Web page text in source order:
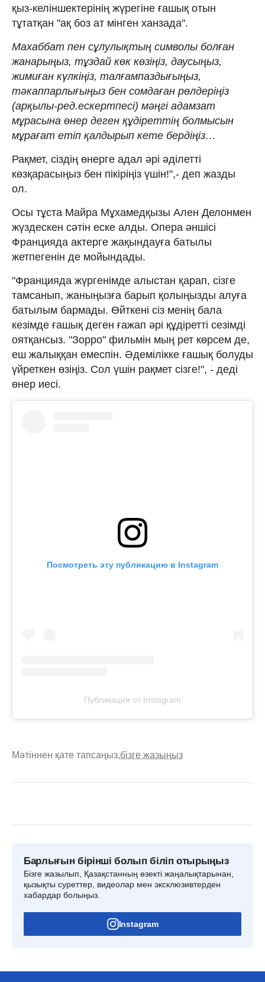
қыз-келіншектерінің жүрегіне ғашық отын
тұтатқан "ақ боз ат мінген ханзада".
Махаббат пен сұлулықтың символы болған
жанарыңыз, тұздай көк көзіңіз, даусыңыз,
жимиған күлкіңіз, талғампаздығыңыз,
тәкаппарлығыңыз бен сомдаған рөлдеріңіз
(арқылы-ред.ескертпесі) мәңгі адамзат
мұрасына өнер деген құдіреттің болмысын
мұрағат етіп қалдырып кете бердіңіз…
Рақмет, сіздің өнерге адал әрі әділетті
көзқарасыңыз бен пікіріңіз үшін!",- деп жазды
ол.
Осы тұста Майра Мұхамедқызы Ален Делонмен
жүздескен сәтін еске алды. Опера әншісі
Францияда актерге жақындауға батылы
жетпегенін де мойындады.
"Францияда жүргенімде алыстан қарап, сізге
тамсанып, жаныңызға барып қолыңызды алуға
батылым бармады. Өйткені сіз менің бала
кезімде ғашық деген ғажап әрі құдіретті сезімді
оятқансыз. "Зорро" фильмін мың рет көрсем де,
еш жалыққан емеспін. Әдемілікке ғашық болуды
үйреткен өзіңіз. Сол үшін рақмет сізге!", - деді
өнер иесі.
Посмотреть эту публикацию в Instagram
Публикация от Instagram
Мәтіннен қате тапсаңыз,бізге жазыңыз
Барлығын бірінші болып біліп отырыңыз
Бізге жазылып, Қазақстанның өзекті жаңалықтарынан,
қызықты суреттер, видеолар мен эксклюзивтерден
хабардар болыңыз.
Instagram